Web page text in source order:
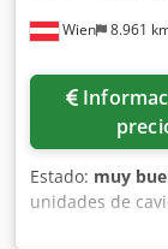
Wien 8.961
Información de
Estado: muy
unidades de
fabricación,